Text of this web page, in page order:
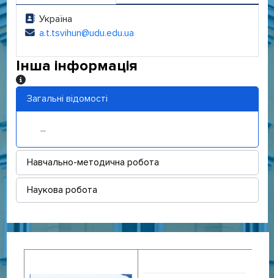
Адреса:
Україна
Електронна адреса:
a.t.tsvihun@udu.edu.ua
Інша інформація
Інша інформація
Загальні відомості
...
Навчально-методична робота
Наукова робота